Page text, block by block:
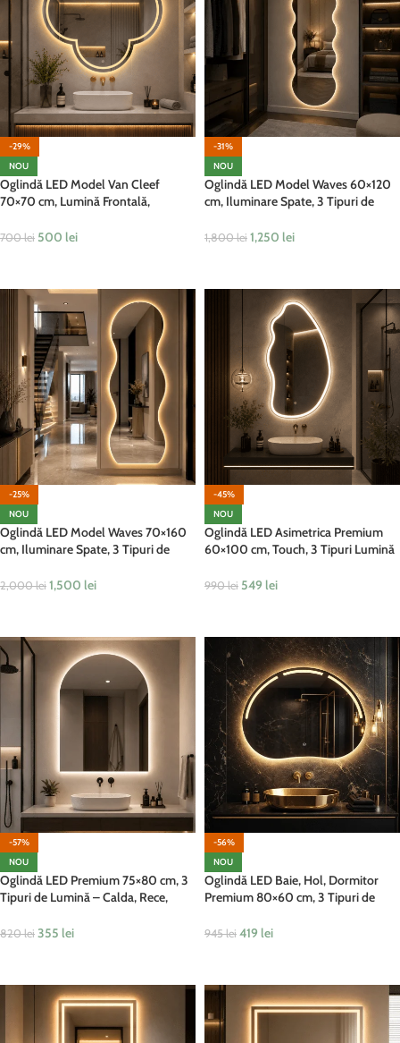
-29%
NOU
Oglindă LED Model Van Cleef
70×70 cm, Lumină Frontală,
Touch
700lei 500 lei
-31%
NOU
Oglindă LED Model Waves 60×120
cm, Iluminare Spate, 3 Tipuri de
1,800lei 1,250 lei
-25%
NOU
Oglindă LED Model Waves 70×160
cm, Iluminare Spate, 3 Tipuri de
2,000lei 1,500 lei
-45%
NOU
Oglindă LED Asimetrica Premium
60×100 cm, Touch, 3 Tipuri Lumină
990lei 549 lei
-57%
NOU
Oglindă LED Premium 75×80 cm, 3
Tipuri de Lumină – Calda, Rece,
820lei 355 lei
-56%
NOU
Oglindă LED Baie, Hol, Dormitor
Premium 80×60 cm, 3 Tipuri de
945lei 419 lei